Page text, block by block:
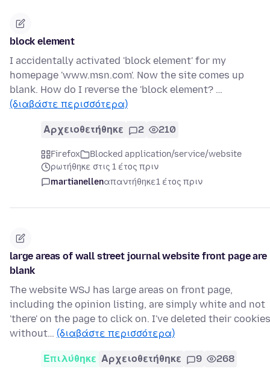
block element
I accidentally activated 'block element' for my
homepage 'www.msn.com'. Now the site comes up
blank. How do I reverse the 'block element? …
(διαβάστε περισσότερα)
Αρχειοθετήθηκε 2 210
Firefox
Blocked application/service/website
ρωτήθηκε στις 1 έτος πριν
martianellenαπαντήθηκε1 έτος πριν
large areas of wall street journal website front page are
blank
The website WSJ has large areas on front page,
including the opinion listing, are simply white and not
'there' on the page to click on. I've deleted their cookies
without… (διαβάστε περισσότερα)
Επιλύθηκε Αρχειοθετήθηκε 9 268